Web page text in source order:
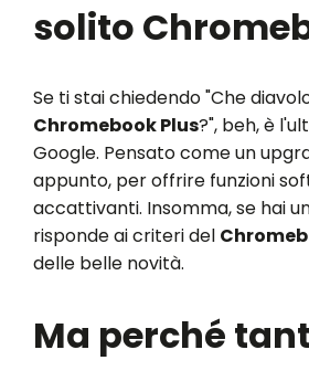
solito
Se ti stai chiedendo "Che
Chromebook Plus?", beh, è
Google. Pensato come un
appunto, per offrire funzioni
accattivanti. Insomma, se hai
risponde ai criteri del
delle belle novità.
Ma perché